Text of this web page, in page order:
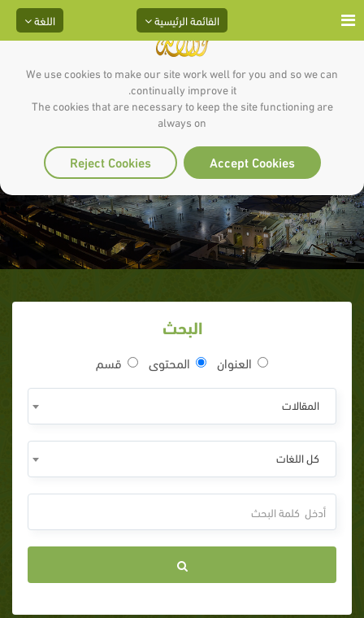
We use cookies to make our site work well for you and so we can
continually improve it.
The cookies that are necessary to keep the site functioning are
always on
Accept Cookies
Reject Cookies
اللغة القائمة الرئيسية
الصدقة برهان
البحث
العنوان المحتوى قسم
المقالات
كل اللغات